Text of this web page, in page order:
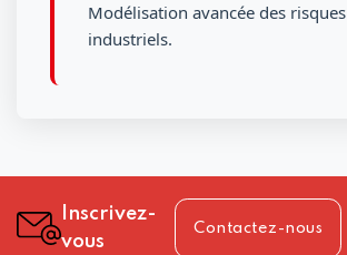
Modélisation avancée des risques
industriels.
Inscrivez-
vous
Contactez-nous